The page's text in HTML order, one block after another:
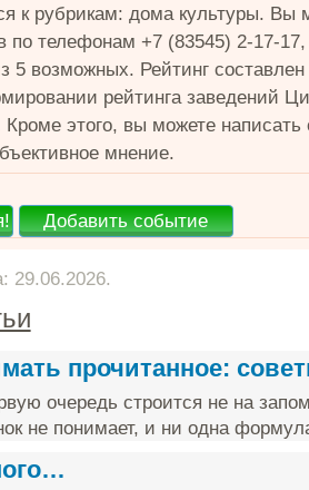
к рубрикам: дома культуры.
телефонам +7 (83545) 2-17-
5 возможных. Рейтинг
рейтинга заведений
Кроме этого, вы можете
мнение.
29.06.2026.
прочитанное:
очередь строится не на
не понимает, и ни одна